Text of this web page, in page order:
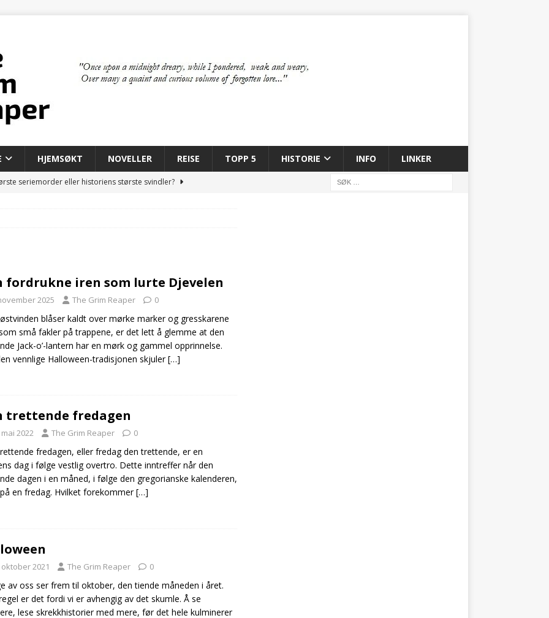
HJEMSØKT NOVELLER REISE TOPP 5 HISTORIE INFO LINKER
seriemorder eller historiens største svindler?
– sannheten bak H.H. Holmes’ beryktede dødslabyrint
fordrukne iren som lurte Djevelen
2025 The Grim Reaper 0
blåser kaldt over mørke marker og gresskarene
små fakler på trappene, er det lett å glemme at den
Jack-o’-lantern har en mørk og gammel opprinnelse.
vennlige Halloween-tradisjonen skjuler[…]
trettende fredagen
mai 2022 The Grim Reaper 0
fredagen, eller fredag den trettende, er en
dag i følge vestlig overtro. Dette inntreffer når den
dagen i en måned, i følge den gregorianske kalenderen,
en fredag. Hvilket forekommer[…]
oktober 2021 The Grim Reaper 0
av oss ser frem til oktober, den tiende måneden i året.
er det fordi vi er avhengig av det skumle. Å se
lese skrekkhistorier med mere, før det hele kulminerer